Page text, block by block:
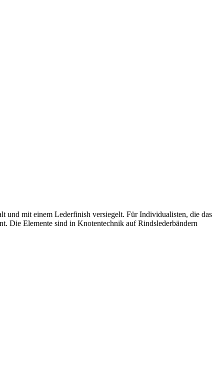
und mit einem Lederfinish versiegelt. Für Individualisten, die das
Die Elemente sind in Knotentechnik auf Rindslederbändern